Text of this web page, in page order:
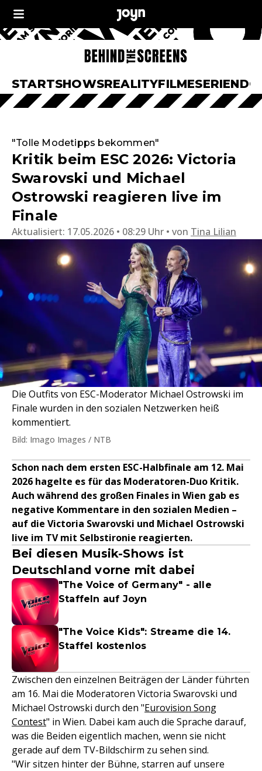
STARTSHOWSREALITYFILMESERIEN
"Tolle Modetipps bekommen"
Kritik beim ESC 2026: Victoria
Swarovski und Michael
Ostrowski reagieren live im
Finale
Aktualisiert: 17.05.2026 • 08:29 Uhr von Tina Lilian
Die Outfits von ESC-Moderator Michael Ostrowski im
Finale wurden in den sozialen Netzwerken heiß
kommentiert.
Bild: Imago Images / NTB
Schon nach dem ersten ESC-Halbfinale am 12. Mai
2026 hagelte es für das Moderatoren-Duo Kritik.
Auch während des großen Finales in Wien gab es
negative Kommentare in den sozialen Medien –
auf die Victoria Swarovski und Michael Ostrowski
live im TV mit Selbstironie reagierten.
Bei diesen Musik-Shows ist
Deutschland vorne mit dabei
"The Voice of Germany" - alle
Staffeln auf Joyn
"The Voice Kids": Streame die 14.
Staffel kostenlos
Zwischen den einzelnen Beiträgen der Länder führten
am 16. Mai die Moderatoren Victoria Swarovski und
Michael Ostrowski durch den "Eurovision Song
Contest" in Wien. Dabei kam auch die Sprache darauf,
was die Beiden eigentlich machen, wenn sie nicht
gerade auf dem TV-Bildschirm zu sehen sind.
"Wir sitzen hinter der Bühne, starren auf unsere